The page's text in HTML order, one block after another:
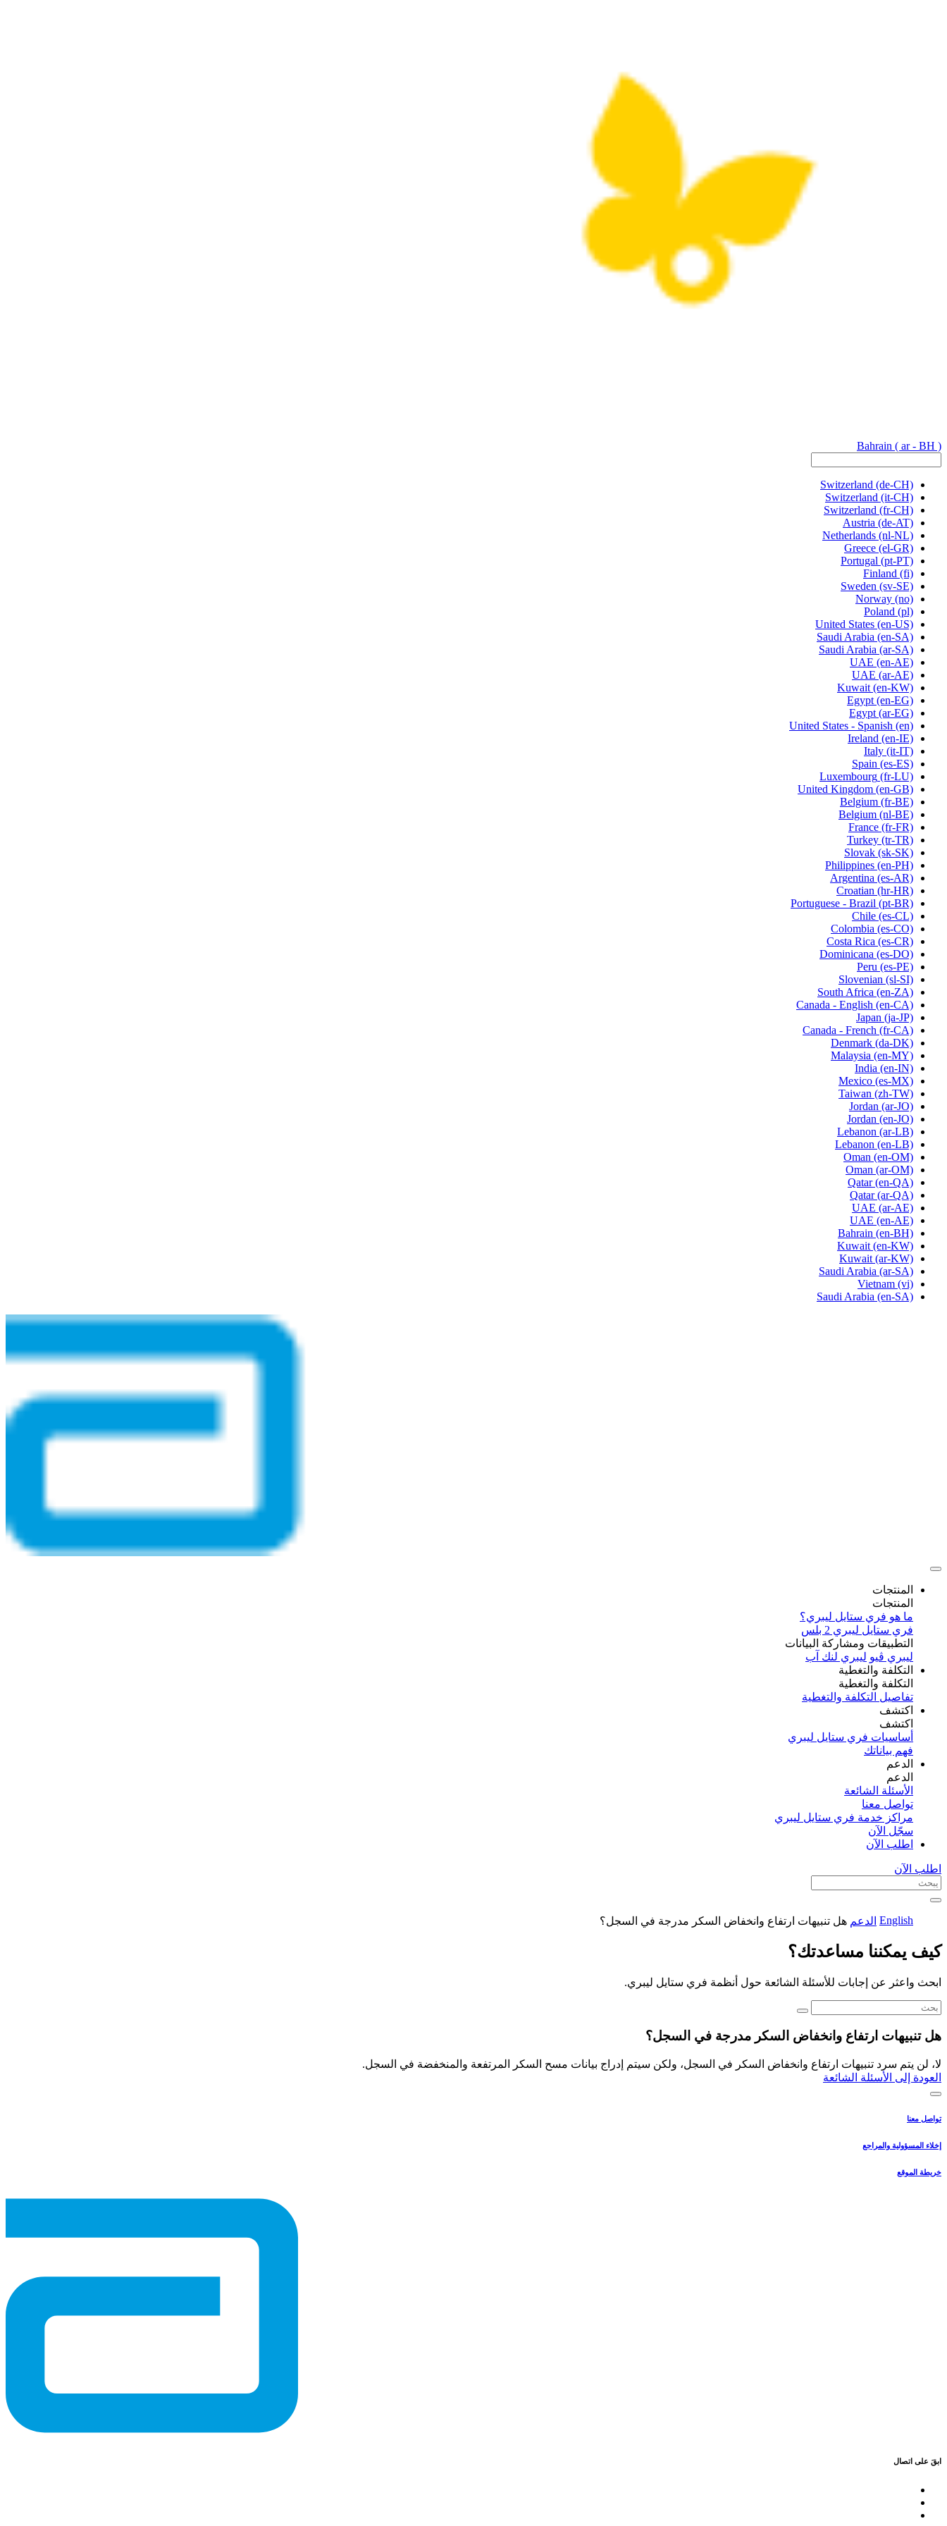
Bahrain ( ar - BH )
Switzerland (de-CH)
Switzerland (it-CH)
Switzerland (fr-CH)
Austria (de-AT)
Netherlands (nl-NL)
Greece (el-GR)
Portugal (pt-PT)
Finland (fi)
Sweden (sv-SE)
Norway (no)
Poland (pl)
United States (en-US)
Saudi Arabia (en-SA)
Saudi Arabia (ar-SA)
UAE (en-AE)
UAE (ar-AE)
Kuwait (en-KW)
Egypt (en-EG)
Egypt (ar-EG)
United States - Spanish (en)
Ireland (en-IE)
Italy (it-IT)
Spain (es-ES)
Luxembourg (fr-LU)
United Kingdom (en-GB)
Belgium (fr-BE)
Belgium (nl-BE)
France (fr-FR)
Turkey (tr-TR)
Slovak (sk-SK)
Philippines (en-PH)
Argentina (es-AR)
Croatian (hr-HR)
Portuguese - Brazil (pt-BR)
Chile (es-CL)
Colombia (es-CO)
Costa Rica (es-CR)
Dominicana (es-DO)
Peru (es-PE)
Slovenian (sl-SI)
South Africa (en-ZA)
Canada - English (en-CA)
Japan (ja-JP)
Canada - French (fr-CA)
Denmark (da-DK)
Malaysia (en-MY)
India (en-IN)
Mexico (es-MX)
Taiwan (zh-TW)
Jordan (ar-JO)
Jordan (en-JO)
Lebanon (ar-LB)
Lebanon (en-LB)
Oman (en-OM)
Oman (ar-OM)
Qatar (en-QA)
Qatar (ar-QA)
UAE (ar-AE)
UAE (en-AE)
Bahrain (en-BH)
Kuwait (en-KW)
Kuwait (ar-KW)
Saudi Arabia (ar-SA)
Vietnam (vi)
Saudi Arabia (en-SA)
المنتجات
المنتجات
ما هو فري ستايل ليبري؟
فري ستايل ليبري 2 بلس​
التطبيقات ومشاركة البيانات
ليبري ڤيو ليبري لنك آب
التكلفة والتغطية
التكلفة والتغطية
تفاصيل التكلفة والتغطية
اكتشف​
اكتشف​
أساسيات فري ستايل ليبري
فهم بياناتك
الدعم
الدعم
الأسئلة الشائعة
تواصل معنا
مراكز خدمة فري ستايل ليبري
سجّل الآن​
اطلب الآن
اطلب الآن
English الدعم هل تنبيهات ارتفاع وانخفاض السكر مدرجة في السجل؟
كيف يمكننا مساعدتك؟
ابحث واعثر عن إجابات للأسئلة الشائعة حول أنظمة فري ستايل ليبري.
هل تنبيهات ارتفاع وانخفاض السكر مدرجة في السجل؟
لا، لن يتم سرد تنبيهات ارتفاع وانخفاض السكر في السجل، ولكن سيتم إدراج بيانات مسح السكر المرتفعة والمنخفضة في السجل.
العودة إلى الأسئلة الشائعة
تواصل معنا
إخلاء المسؤولية والمراجع
خريطة الموقع
ابقَ على اتصال